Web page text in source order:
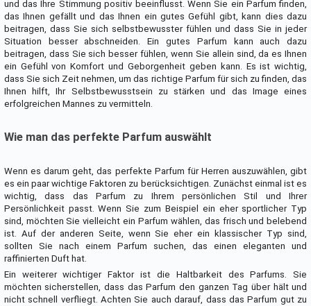
und das Ihre Stimmung positiv beeinflusst. Wenn Sie ein Parfum finden,
das Ihnen gefällt und das Ihnen ein gutes Gefühl gibt, kann dies dazu
beitragen, dass Sie sich selbstbewusster fühlen und dass Sie in jeder
Situation besser abschneiden. Ein gutes Parfum kann auch dazu
beitragen, dass Sie sich besser fühlen, wenn Sie allein sind, da es Ihnen
ein Gefühl von Komfort und Geborgenheit geben kann. Es ist wichtig,
dass Sie sich Zeit nehmen, um das richtige Parfum für sich zu finden, das
Ihnen hilft, Ihr Selbstbewusstsein zu stärken und das Image eines
erfolgreichen Mannes zu vermitteln.
Wie man das perfekte Parfum auswählt
Wenn es darum geht, das perfekte Parfum für Herren auszuwählen, gibt
es ein paar wichtige Faktoren zu berücksichtigen. Zunächst einmal ist es
wichtig, dass das Parfum zu Ihrem persönlichen Stil und Ihrer
Persönlichkeit passt. Wenn Sie zum Beispiel ein eher sportlicher Typ
sind, möchten Sie vielleicht ein Parfum wählen, das frisch und belebend
ist. Auf der anderen Seite, wenn Sie eher ein klassischer Typ sind,
sollten Sie nach einem Parfum suchen, das einen eleganten und
raffinierten Duft hat.
Ein weiterer wichtiger Faktor ist die Haltbarkeit des Parfums. Sie
möchten sicherstellen, dass das Parfum den ganzen Tag über hält und
nicht schnell verfliegt. Achten Sie auch darauf, dass das Parfum gut zu